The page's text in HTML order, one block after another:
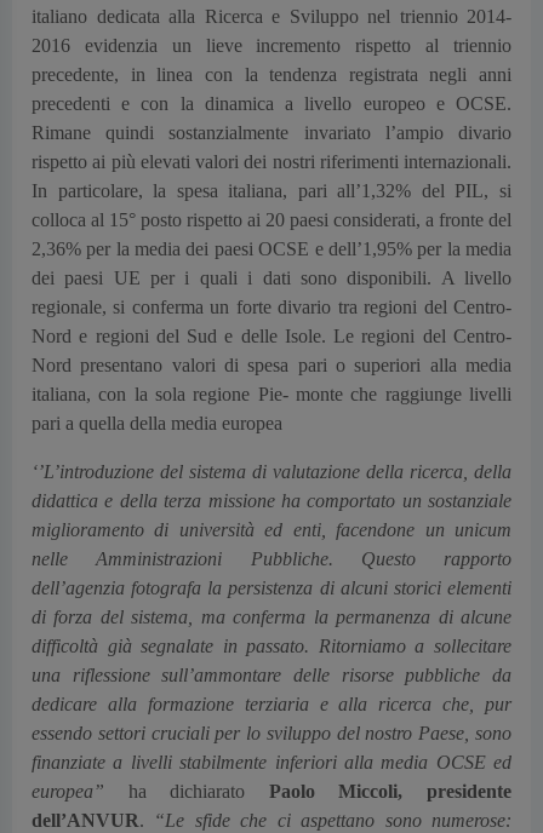
italiano dedicata alla Ricerca e Sviluppo nel triennio 2014-
2016 evidenzia un lieve incremento rispetto al triennio
precedente, in linea con la tendenza registrata negli anni
precedenti e con la dinamica a livello europeo e OCSE.
Rimane quindi sostanzialmente invariato l’ampio divario
rispetto ai più elevati valori dei nostri riferimenti internazionali.
In particolare, la spesa italiana, pari all’1,32% del PIL, si
colloca al 15° posto rispetto ai 20 paesi considerati, a fronte del
2,36% per la media dei paesi OCSE e dell’1,95% per la media
dei paesi UE per i quali i dati sono disponibili. A livello
regionale, si conferma un forte divario tra regioni del Centro-
Nord e regioni del Sud e delle Isole. Le regioni del Centro-
Nord presentano valori di spesa pari o superiori alla media
italiana, con la sola regione Pie- monte che raggiunge livelli
pari a quella della media europea
‘’L’introduzione del sistema di valutazione della ricerca, della
didattica e della terza missione ha comportato un sostanziale
miglioramento di università ed enti, facendone un unicum
nelle Amministrazioni Pubbliche. Questo rapporto
dell’agenzia fotografa la persistenza di alcuni storici elementi
di forza del sistema, ma conferma la permanenza di alcune
difficoltà già segnalate in passato. Ritorniamo a sollecitare
una riflessione sull’ammontare delle risorse pubbliche da
dedicare alla formazione terziaria e alla ricerca che, pur
essendo settori cruciali per lo sviluppo del nostro Paese, sono
finanziate a livelli stabilmente inferiori alla media OCSE ed
europea”
ha dichiarato
Paolo Miccoli, presidente
dell’ANVUR. “Le sfide che ci aspettano sono numerose: